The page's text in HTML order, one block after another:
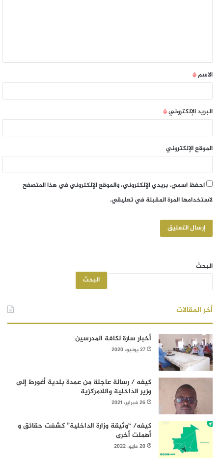
الاسم*
البريد الإلكتروني*
الموقع الإلكتروني
احفظ اسمي، بريدي الإلكتروني، والموقع الإلكتروني في هذا المتصفح
لاستخدامها المرة المقبلة في تعليقي.
البحث
البحث
أخر المقالات
أخبار سارة لكافة المدرسين
27 يونيو، 2020
كيفه / رسالة عاجلة من عمدة بلدية أغورط إلى
وزير الداخلية واللامركزية
26 فبراير، 2021
كيفه/ “وثيقة وزارة الداخلية” كشفت حقائق و
أهملت أخرى
20 مايو، 2022